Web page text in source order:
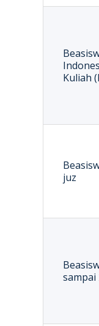
Kuliah
juz
sampai